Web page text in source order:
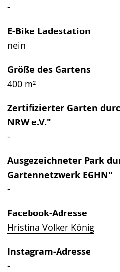
-
E-Bike Ladestation
nein
Größe des Gartens
400 m²
Zertifizierter Garten
NRW e.V."
-
Ausgezeichneter Park
Gartennetzwerk EGHN"
-
Facebook-Adresse
Hristina Volker König
Instagram-Adresse
-